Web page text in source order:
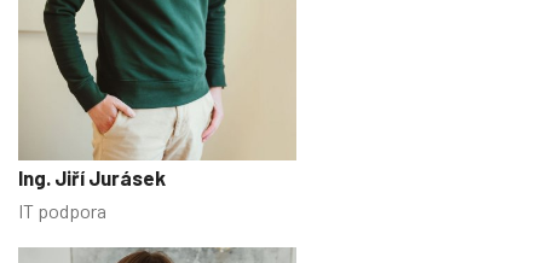
Ing. Jiří Jurásek
IT podpora